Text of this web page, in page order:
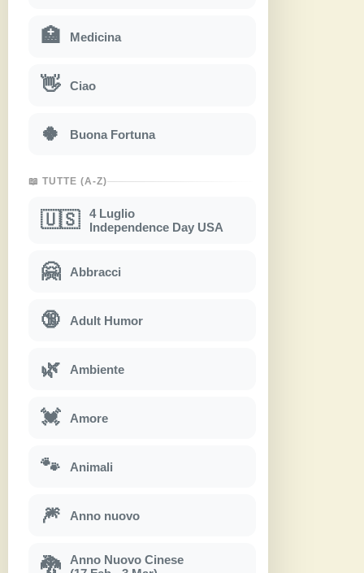
🏥 Medicina
👋 Ciao
🍀 Buona Fortuna
📖 TUTTE (A-Z)
🇺🇸
4 Luglio
Independence Day USA
🤗 Abbracci
🔞 Adult Humor
🌿 Ambiente
💓 Amore
🐾 Animali
🎆 Anno nuovo
🐉
Anno Nuovo Cinese